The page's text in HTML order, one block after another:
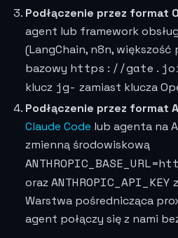
Podłączenie przez format
agent lub framework
(LangChain, n8n,
bazowy https://
klucz jg- zamiast klucza
Podłączenie przez format
Claude Code lub agenta na
zmienną środowiskową
orazANTHROPIC_API_KEY
Warstwa pośrednicząca
agent połączy się z nami